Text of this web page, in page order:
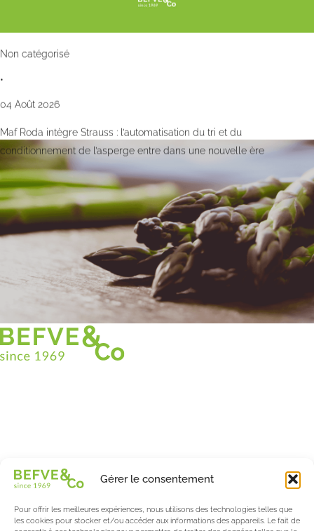
Gérer le consentement
Pour offrir les meilleures expériences, nous utilisons des technologies telles que
les cookies pour stocker et/ou accéder aux informations des appareils. Le fait de
Non catégorisé
•
04 Août 2026
Maf Roda intègre Strauss : l’automatisation du tri et du
conditionnement de l’asperge entre dans une nouvelle ère
À Propos
Nos partenaires